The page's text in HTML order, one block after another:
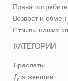
КАТЕГОРИИ
Браслеты
Для женщин
Права
Возврат и обмен
Отзывы наших